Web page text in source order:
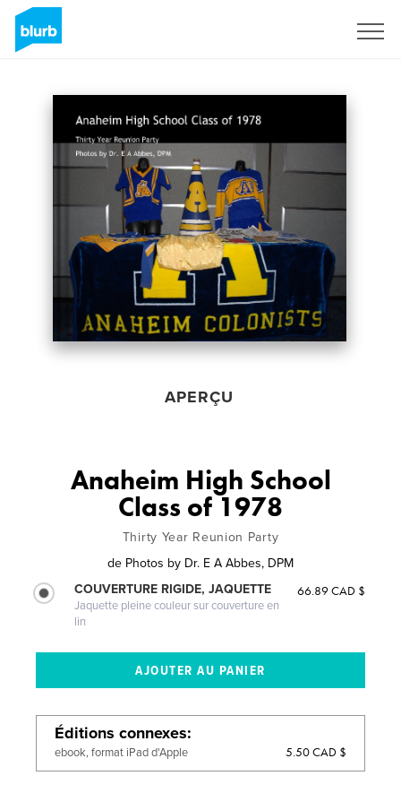
APERÇU
Anaheim High School
Class of 1978
Thirty Year Reunion Party
de Photos by Dr. E A Abbes, DPM
COUVERTURE RIGIDE, JAQUETTE
Jaquette pleine couleur sur couverture en
lin
66.89 CAD $
Éditions connexes
ebook, format iPad d'Apple 5.50 CAD $